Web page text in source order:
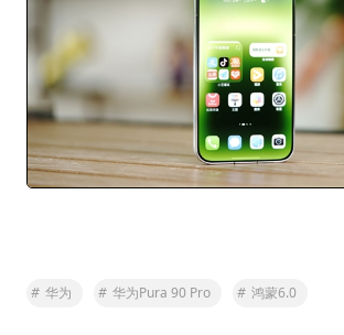
# 华为 # 华为Pura 90 Pro # 鸿蒙6.0